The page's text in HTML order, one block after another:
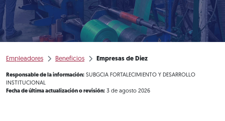
Empleadores Beneficios Empresas de Diez
Responsable de la información: SUBGCIA FORTALECIMIENTO Y DESARROLLO
INSTITUCIONAL
Fecha de última actualización o revisión: 3 de agosto 2026